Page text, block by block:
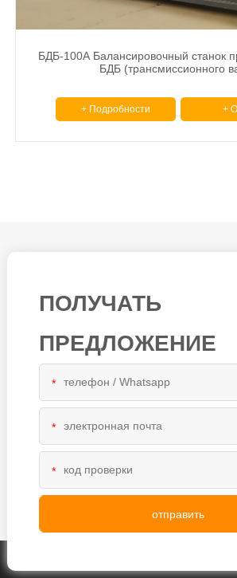
БДБ-100А Балансировочный станок
БДБ (трансмиссионного
+ Подробности +
ПОЛУЧАТЬ
ПРЕДЛОЖЕНИЕ
*
*
*